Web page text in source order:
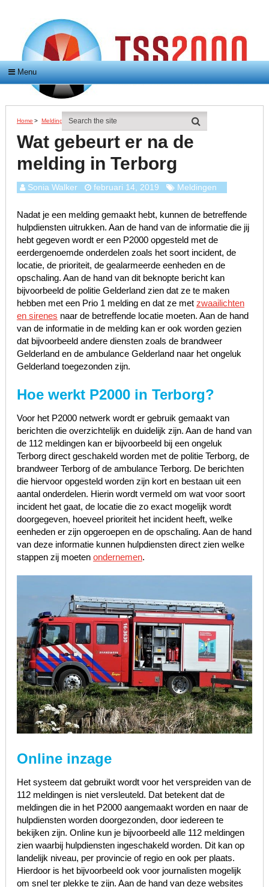
Menu
Home > Meldingen > Wat Gebeurt Er Na De Melding In Terborg
Wat gebeurt er na de
melding in Terborg
Sonia Walker februari 14, 2019 Meldingen
Nadat je een melding gemaakt hebt, kunnen de betreffende
hulpdiensten uitrukken. Aan de hand van de informatie die jij
hebt gegeven wordt er een P2000 opgesteld met de
eerdergenoemde onderdelen zoals het soort incident, de
locatie, de prioriteit, de gealarmeerde eenheden en de
opschaling. Aan de hand van dit beknopte bericht kan
bijvoorbeeld de politie Gelderland zien dat ze te maken
hebben met een Prio 1 melding en dat ze met zwaailichten
en sirenes naar de betreffende locatie moeten. Aan de hand
van de informatie in de melding kan er ook worden gezien
dat bijvoorbeeld andere diensten zoals de brandweer
Gelderland en de ambulance Gelderland naar het ongeluk
Gelderland toegezonden zijn.
Hoe werkt P2000 in Terborg?
Voor het P2000 netwerk wordt er gebruik gemaakt van
berichten die overzichtelijk en duidelijk zijn. Aan de hand van
de 112 meldingen kan er bijvoorbeeld bij een ongeluk
Terborg direct geschakeld worden met de politie Terborg, de
brandweer Terborg of de ambulance Terborg. De berichten
die hiervoor opgesteld worden zijn kort en bestaan uit een
aantal onderdelen. Hierin wordt vermeld om wat voor soort
incident het gaat, de locatie die zo exact mogelijk wordt
doorgegeven, hoeveel prioriteit het incident heeft, welke
eenheden er zijn opgeroepen en de opschaling. Aan de hand
van deze informatie kunnen hulpdiensten direct zien welke
stappen zij moeten ondernemen.
Online inzage
Het systeem dat gebruikt wordt voor het verspreiden van de
112 meldingen is niet versleuteld. Dat betekent dat de
meldingen die in het P2000 aangemaakt worden en naar de
hulpdiensten worden doorgezonden, door iedereen te
bekijken zijn. Online kun je bijvoorbeeld alle 112 meldingen
zien waarbij hulpdiensten ingeschakeld worden. Dit kan op
landelijk niveau, per provincie of regio en ook per plaats.
Hierdoor is het bijvoorbeeld ook voor journalisten mogelijk
om snel ter plekke te zijn. Aan de hand van deze websites